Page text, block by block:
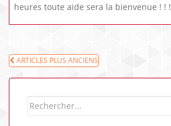
heures toute aide sera la bienvenue ! ! !
NAVIGATION
DES
ARTICLES
ARTICLES PLUS ANCIENS